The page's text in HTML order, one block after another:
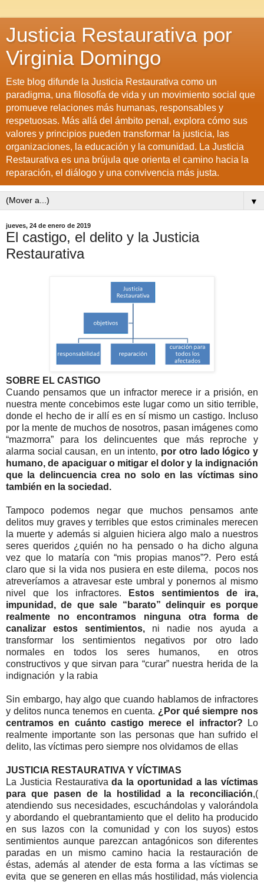
Justicia Restaurativa por
Virginia Domingo
Este blog difunde la Justicia Restaurativa como un
paradigma, una filosofía de vida y un movimiento social que
promueve relaciones más humanas, responsables y
respetuosas. Más allá del ámbito penal, explora cómo sus
valores y principios pueden transformar la justicia, las
organizaciones, la educación y la comunidad. La Justicia
Restaurativa es una brújula que orienta el camino hacia la
reparación, el diálogo y una convivencia más justa.
▼
jueves, 24 de enero de 2019
El castigo, el delito y la Justicia
Restaurativa
SOBRE EL CASTIGO
Cuando pensamos que un infractor merece ir a prisión, en
nuestra mente concebimos este lugar como un sitio terrible,
donde el hecho de ir allí es en sí mismo un castigo. Incluso
por la mente de muchos de nosotros, pasan imágenes como
“mazmorra” para los delincuentes que más reproche y
alarma social causan, en un intento, por otro lado lógico y
humano, de apaciguar o mitigar el dolor y la indignación
que la delincuencia crea no solo en las víctimas sino
también en la sociedad.
Tampoco podemos negar que muchos pensamos ante
delitos muy graves y terribles que estos criminales merecen
la muerte y además si alguien hiciera algo malo a nuestros
seres queridos ¿quién no ha pensado o ha dicho alguna
vez que lo mataría con “mis propias manos”?. Pero está
claro que si la vida nos pusiera en este dilema, pocos nos
atreveríamos a atravesar este umbral y ponernos al mismo
nivel que los infractores.
Estos sentimientos de ira,
impunidad, de que sale “barato” delinquir es porque
realmente no encontramos ninguna otra forma de
canalizar estos sentimientos, ni nadie nos ayuda a
transformar los sentimientos negativos por otro lado
normales en todos los seres humanos, en otros
constructivos y que sirvan para “curar” nuestra herida de la
indignación y la rabia
Sin embargo, hay algo que cuando hablamos de infractores
y delitos nunca tenemos en cuenta. ¿Por qué siempre nos
centramos en cuánto castigo merece el infractor?
Lo
realmente importante son las personas que han sufrido el
delito, las víctimas pero siempre nos olvidamos de ellas
JUSTICIA RESTAURATIVA Y VÍCTIMAS
La Justicia Restaurativada la oportunidad a las víctimas
para que pasen de la hostilidad a la reconciliación,(
atendiendo sus necesidades, escuchándolas y valorándola
y abordando el quebrantamiento que el delito ha producido
en sus lazos con la comunidad y con los suyos) estos
sentimientos aunque parezcan antagónicos son diferentes
paradas en un mismo camino hacia la restauración de
éstas, además al atender de esta forma a las víctimas se
evita que se generen en ellas más hostilidad, más violencia